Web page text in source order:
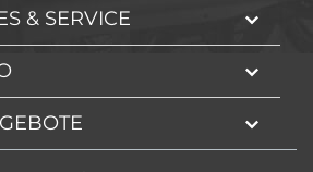
& SERVICE